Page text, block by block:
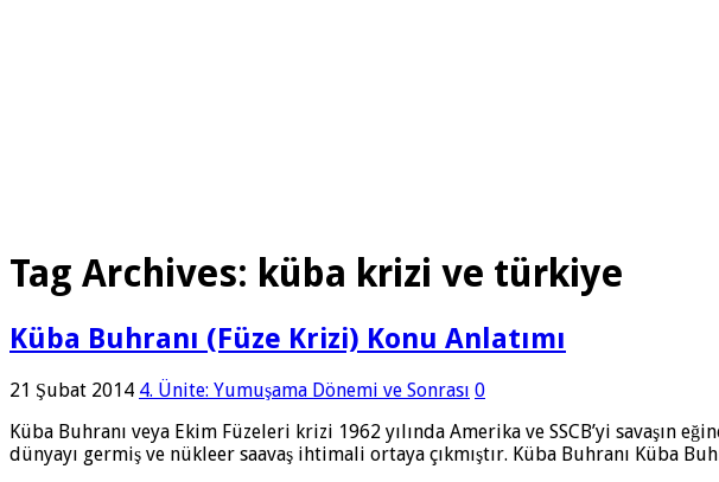
Tag Archives: küba krizi ve türkiye
Küba Buhranı (Füze Krizi) Konu Anlatımı
21 Şubat 2014 4. Ünite: Yumuşama Dönemi ve Sonrası 0
Küba Buhranı veya Ekim Füzeleri krizi 1962 yılında Amerika ve SSCB’yi savaşın
dünyayı germiş ve nükleer saavaş ihtimali ortaya çıkmıştır. Küba Buhranı Küba